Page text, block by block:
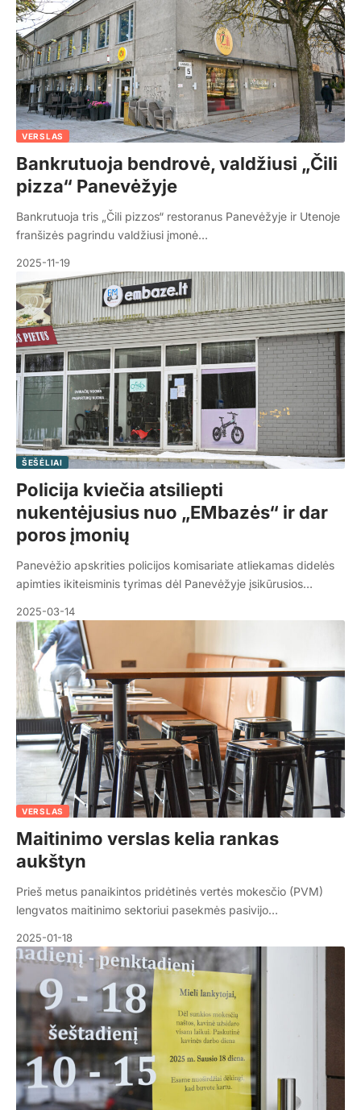
VERSLAS
Bankrutuoja bendrovė, valdžiusi „Čili
pizza“ Panevėžyje
Bankrutuoja tris „Čili pizzos“ restoranus Panevėžyje ir Utenoje
franšizės pagrindu valdžiusi įmonė…
2025-11-19
ŠEŠĖLIAI
Policija kviečia atsiliepti
nukentėjusius nuo „EMbazės“ ir dar
poros įmonių
Panevėžio apskrities policijos komisariate atliekamas didelės
apimties ikiteisminis tyrimas dėl Panevėžyje įsikūrusios…
2025-03-14
VERSLAS
Maitinimo verslas kelia rankas
aukštyn
Prieš metus panaikintos pridėtinės vertės mokesčio (PVM)
lengvatos maitinimo sektoriui pasekmės pasivijo…
2025-01-18